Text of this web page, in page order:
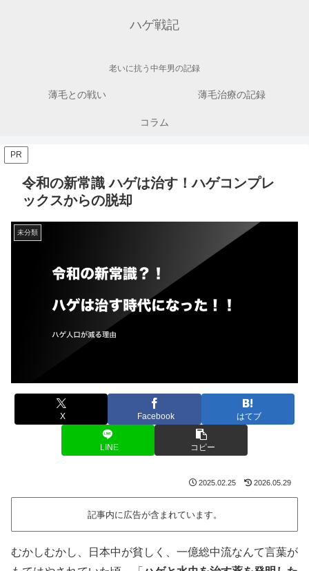
ハゲ戦記
老いに抗う中年男の記録
薄毛との戦い 薄毛治療の記録
コラム
PR
令和の新常識 ハゲは治す！ハゲコンプレ
ックスからの脱却
未分類
X Facebook はてブ
LINE コピー
2025.02.25 2026.05.29
記事内に広告が含まれています。
むかしむかし、日本中が貧しく、一億総中流なんて言葉が